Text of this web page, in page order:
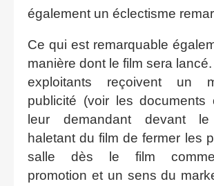
également un éclectisme
Ce qui est remarquable
manière dont le film sera
exploitants reçoivent un
publicité (voir les documents
leur demandant devant le
haletant du film de fermer les
salle dès le film
promotion et un sens du